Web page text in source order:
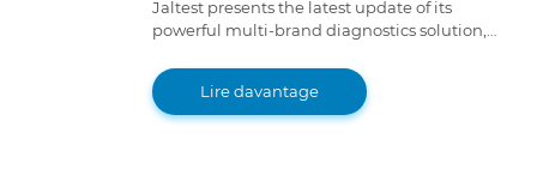
Jaltest presents the latest update of its
powerful multi-brand diagnostics solution,
features and advanced functions, this version
takes the multi-brand diagnostics experience
to a whole new level.
Lire davantage